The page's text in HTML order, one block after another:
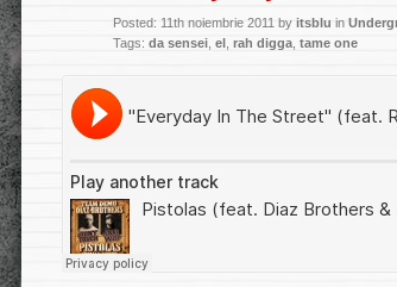
Posted: 11th noiembrie 2011 by itsblu in
Tags: da sensei el rah digga tame one